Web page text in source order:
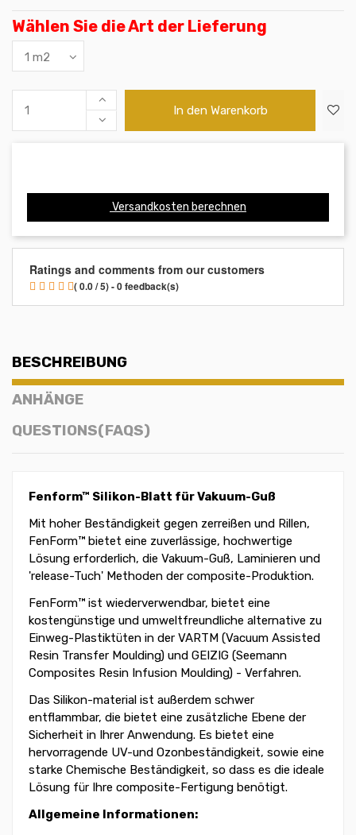
Wählen Sie die Art der Lieferung
In den Warenkorb
Versandkosten berechnen
Ratings and comments from our customers
( 0.0 / 5) - 0 feedback(s)
BESCHREIBUNG
ANHÄNGE
QUESTIONS(FAQS)
Fenform™ Silikon-Blatt für Vakuum-Guß
Mit hoher Beständigkeit gegen zerreißen und Rillen,
FenForm™ bietet eine zuverlässige, hochwertige
Lösung erforderlich, die Vakuum-Guß, Laminieren und
'release-Tuch' Methoden der composite-Produktion.
FenForm™ ist wiederverwendbar, bietet eine
kostengünstige und umweltfreundliche alternative zu
Einweg-Plastiktüten in der VARTM (Vacuum Assisted
Resin Transfer Moulding) und GEIZIG (Seemann
Composites Resin Infusion Moulding) - Verfahren.
Das Silikon-material ist außerdem schwer
entflammbar, die bietet eine zusätzliche Ebene der
Sicherheit in Ihrer Anwendung. Es bietet eine
hervorragende UV-und Ozonbeständigkeit, sowie eine
starke Chemische Beständigkeit, so dass es die ideale
Lösung für Ihre composite-Fertigung benötigt.
Allgemeine Informationen: